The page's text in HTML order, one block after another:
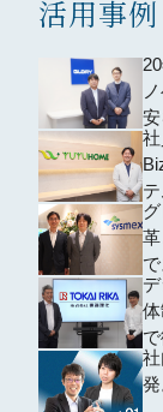
活用事例